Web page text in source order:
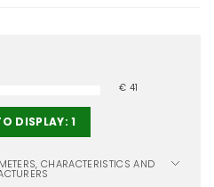
€ 41
DISPLAY:1
CHARACTERISTICS AND